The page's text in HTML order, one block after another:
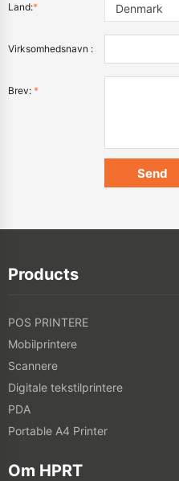
Land:* Denmark
Virksomhedsnavn :
Brev: *
Products
POS PRINTERE
Mobilprintere
Scannere
Digitale tekstilprintere
PDA
Portable A4 Printer
Om HPRT